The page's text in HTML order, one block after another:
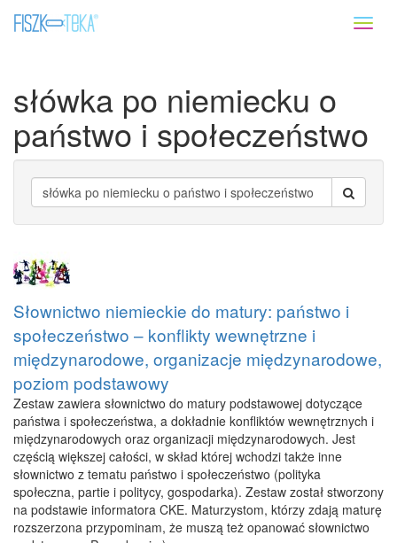
słówka po niemiecku o
państwo i społeczeństwo
Słownictwo niemieckie do matury: państwo i
społeczeństwo – konflikty wewnętrzne i
międzynarodowe, organizacje międzynarodowe,
poziom podstawowy
Zestaw zawiera słownictwo do matury podstawowej dotyczące
państwa i społeczeństwa, a dokładnie konfliktów wewnętrznych i
międzynarodowych oraz organizacji międzynarodowych. Jest
częścią większej całości, w skład której wchodzi także inne
słownictwo z tematu państwo i społeczeństwo (polityka
społeczna, partie i politycy, gospodarka). Zestaw został stworzony
na podstawie informatora CKE. Maturzystom, którzy zdają maturę
rozszerzona przypominam, że muszą też opanować słownictwo